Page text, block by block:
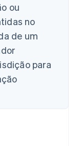
ou
no
de um
para